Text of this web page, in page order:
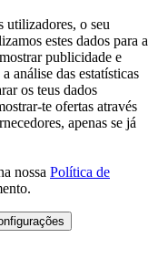
utilizadores, o seu
estes dados para a
publicidade e
análise das estatísticas
os teus dados
te ofertas através
apenas se já
nossa Política de